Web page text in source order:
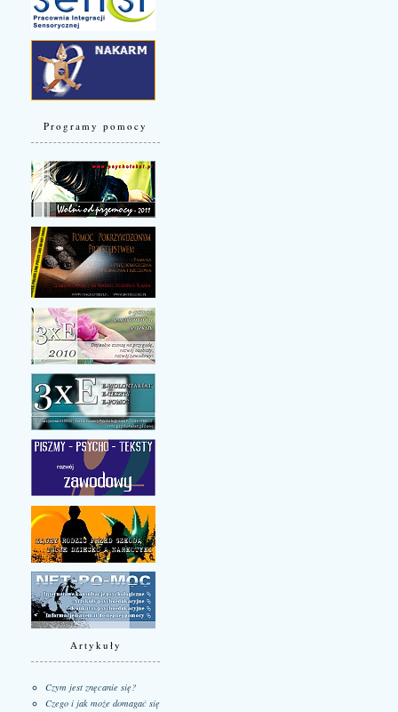
Programy pomocy
Artykuły
Czym jest znęcanie się?
Czego i jak może domagać się